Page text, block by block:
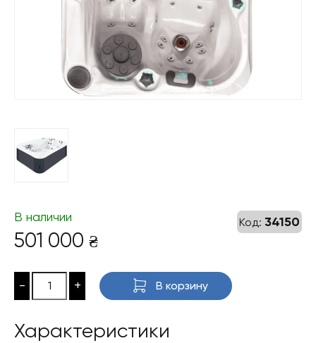
Код: 34150
В наличии
501 000 ₴
- + В корзину
Характеристики